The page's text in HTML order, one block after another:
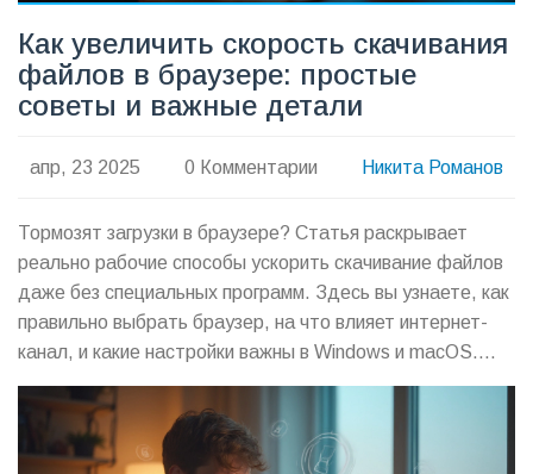
Как увеличить скорость скачивания
файлов в браузере: простые
советы и важные детали
апр, 23 2025 0 Комментарии Никита Романов
Тормозят загрузки в браузере? Статья раскрывает
реально рабочие способы ускорить скачивание файлов
даже без специальных программ. Здесь вы узнаете, как
правильно выбрать браузер, на что влияет интернет-
канал, и какие настройки важны в Windows и macOS.
Разоблачаем популярные мифы и подсказываем
хитрости, чтобы сэкономить время на загрузках.